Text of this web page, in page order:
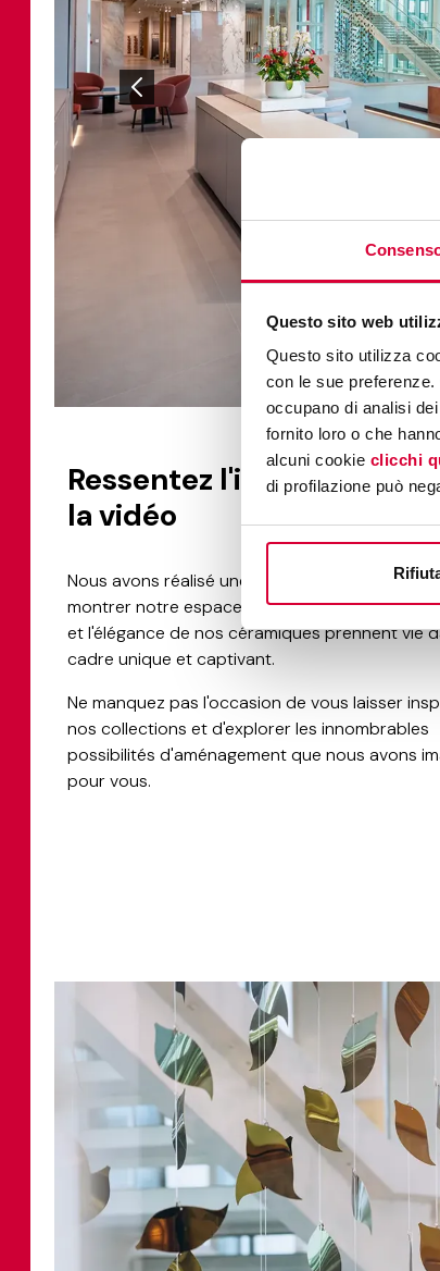
Questo sito web
Questo sito utilizza
con le sue
occupano di analisi
fornito loro o che
alcuni cookie clicchi
di profilazione può
Ressentez l'inspiration,
la vidéo
Nous avons réalisé une vidéo exclusive pour
montrer notre espace rénové, où le design,
et l'élégance de nos céramiques prennent vie
cadre unique et captivant.
Ne manquez pas l'occasion de vous laisser
nos collections et d'explorer les innombrables
possibilités d'aménagement que nous avons
pour vous.